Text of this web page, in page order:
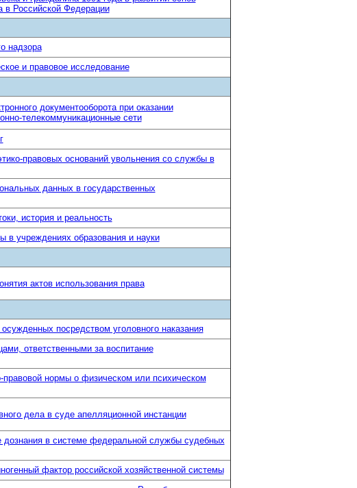
в Российской Федерации
надзора
и правовое исследование
документооборота при оказании
телекоммуникационные сети
правовых оснований увольнения со службы в
данных в государственных
история и реальность
в учреждениях образования и науки
актов использования права
посредством уголовного наказания
ответственными за воспитание
нормы о физическом или психическом
дела в суде апелляционной инстанции
дознания в системе федеральной службы судебных
фактор российской хозяйственной системы